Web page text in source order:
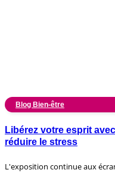
Blog Bien-être
Libérez votre esprit
réduire le stress
L'exposition continue aux